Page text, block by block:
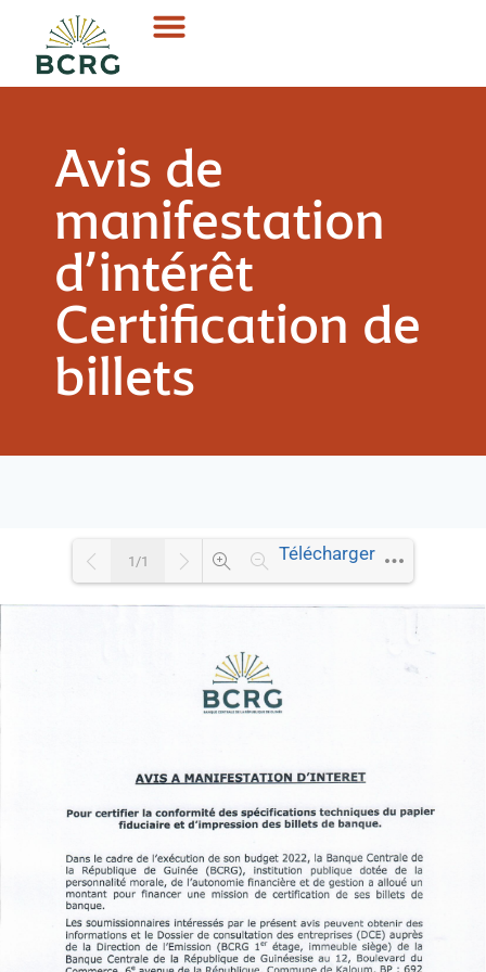
Avis de
manifestation
d’intérêt
Certification de
billets
1/1 Télécharger